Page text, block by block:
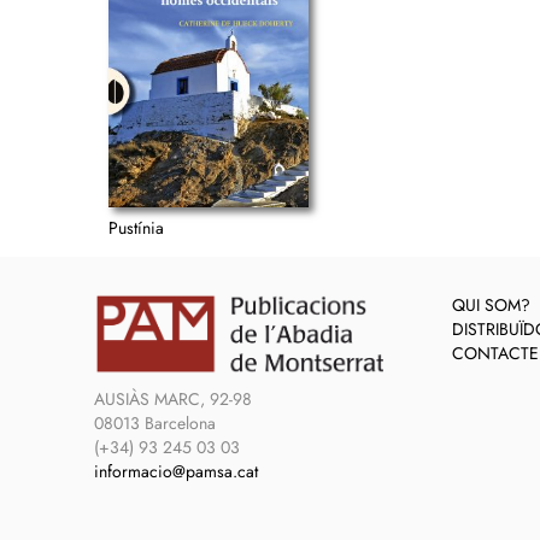
Pustínia
AUSIÀS MARC, 92-98
08013 Barcelona
(+34) 93 245 03 03
informacio@pamsa.cat
QUI SOM?
CONTACTE